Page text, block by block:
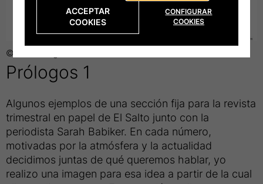
Título
de
la
fotograrfía:
Prólogos 1
Algunos ejemplos de una sección fija para la revista
trimestral en papel de El Salto junto con la
periodista Sarah Babiker. En cada número,
motivadas por la atmósfera y la actualidad
decidimos juntas de qué queremos hablar, yo
realizo una imagen para esa idea a partir de la cual
© Elvira Megías
ACCEPTAR
COOKIES
CONFIGURAR
COOKIES